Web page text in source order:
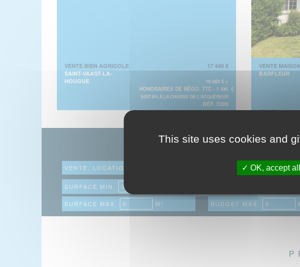
VENTE BIEN AGRICOLE
17 440 €
SAINT-VAAST-LA-
HOUGUE
16 000 € +
HONORAIRES DE NÉGO. TTC : 1 440 €
SOIT 9% À LA CHARGE DE L'ACQUÉREUR
RÉF. 3399
VENTE MAISON
BARFLEUR
95.0 M²
VENTE, LOCATION
SURFACE MIN.
SURFACE MAX. M² BUDGET MAX.
This site uses cookies and
OK, accept all